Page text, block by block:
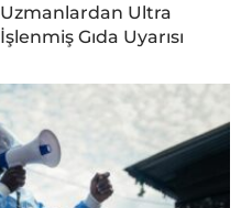
Uzmanlardan Ultra
İşlenmiş Gıda Uyarısı